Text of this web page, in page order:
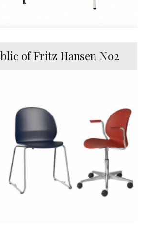
of Fritz Hansen N02